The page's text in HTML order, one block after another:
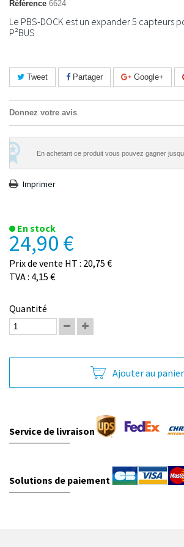
Référence 6624
Le PBS-DOCK est un expander 5 capteurs
P²BUS
Tweet Partager Google+
Donnez votre avis
En achetant ce produit vous pouvez gagner
Imprimer
En stock
24,90 €
Prix de vente HT : 20,75 €
TVA : 4,15 €
Quantité
Ajouter au panier
Service de livraison
Solutions de paiement